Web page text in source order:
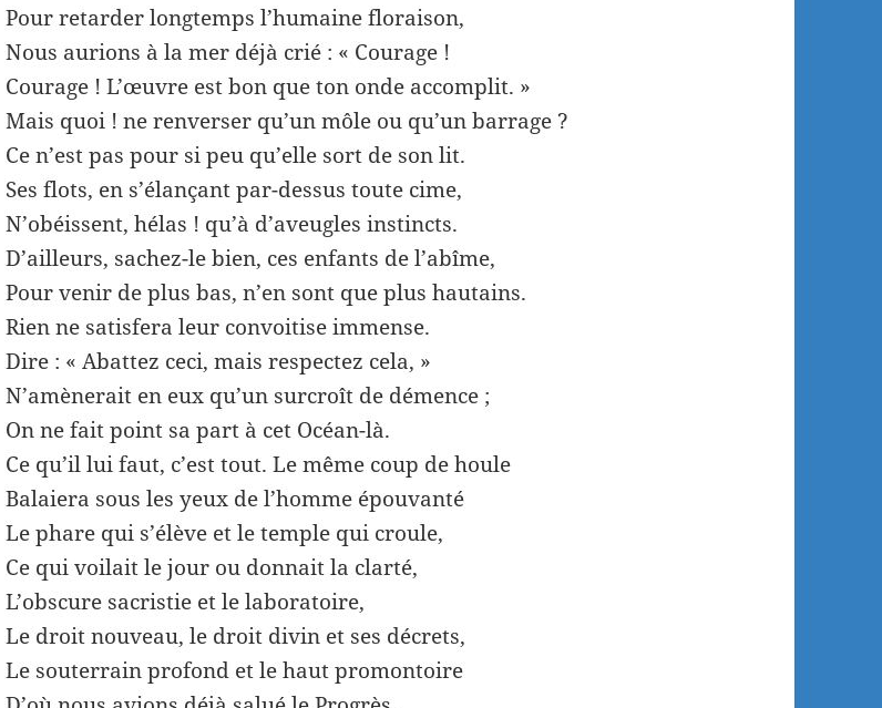
Pour retarder longtemps l’humaine floraison,
Nous aurions à la mer déjà crié : « Courage !
Courage ! L’œuvre est bon que ton onde accomplit. »
Mais quoi ! ne renverser qu’un môle ou qu’un barrage ?
Ce n’est pas pour si peu qu’elle sort de son lit.
Ses flots, en s’élançant par-dessus toute cime,
N’obéissent, hélas ! qu’à d’aveugles instincts.
D’ailleurs, sachez-le bien, ces enfants de l’abîme,
Pour venir de plus bas, n’en sont que plus hautains.
Rien ne satisfera leur convoitise immense.
Dire : « Abattez ceci, mais respectez cela, »
N’amènerait en eux qu’un surcroît de démence ;
On ne fait point sa part à cet Océan-là.
Ce qu’il lui faut, c’est tout. Le même coup de houle
Balaiera sous les yeux de l’homme épouvanté
Le phare qui s’élève et le temple qui croule,
Ce qui voilait le jour ou donnait la clarté,
L’obscure sacristie et le laboratoire,
Le droit nouveau, le droit divin et ses décrets,
Le souterrain profond et le haut promontoire